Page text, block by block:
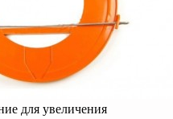
для увеличения